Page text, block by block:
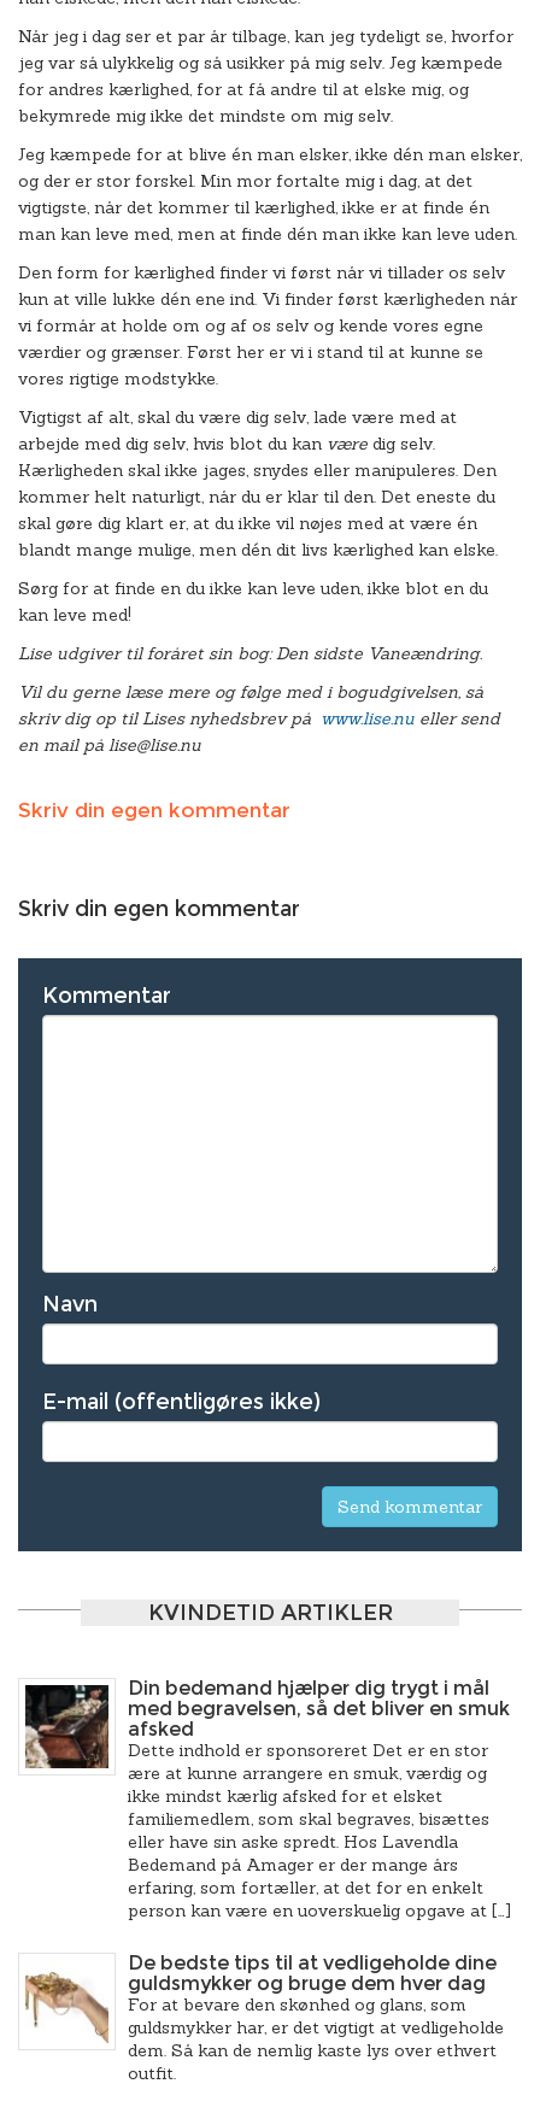
Når jeg i dag ser et par år tilbage, kan jeg tydeligt se, hvorfor
jeg var så ulykkelig og så usikker på mig selv. Jeg kæmpede
for andres kærlighed, for at få andre til at elske mig, og
bekymrede mig ikke det mindste om mig selv.
Jeg kæmpede for at blive én man elsker, ikke dén man elsker,
og der er stor forskel. Min mor fortalte mig i dag, at det
vigtigste, når det kommer til kærlighed, ikke er at finde én
man kan leve med, men at finde dén man ikke kan leve uden.
Den form for kærlighed finder vi først når vi tillader os selv
kun at ville lukke dén ene ind. Vi finder først kærligheden når
vi formår at holde om og af os selv og kende vores egne
værdier og grænser. Først her er vi i stand til at kunne se
vores rigtige modstykke.
Vigtigst af alt, skal du være dig selv, lade være med at
arbejde med dig selv, hvis blot du kan være dig selv.
Kærligheden skal ikke jages, snydes eller manipuleres. Den
kommer helt naturligt, når du er klar til den. Det eneste du
skal gøre dig klart er, at du ikke vil nøjes med at være én
blandt mange mulige, men dén dit livs kærlighed kan elske.
Sørg for at finde en du ikke kan leve uden, ikke blot en du
kan leve med!
Lise udgiver til foråret sin bog: Den sidste Vaneændring.
Vil du gerne læse mere og følge med i bogudgivelsen, så
skriv dig op til Lises nyhedsbrev på www.lise.nu eller send
en mail på lise@lise.nu
Skriv din egen kommentar
Skriv din egen kommentar
Kommentar
Navn
E-mail (offentligøres ikke)
KVINDETID ARTIKLER
Din bedemand hjælper dig trygt i mål
med begravelsen, så det bliver en smuk
afsked
Dette indhold er sponsoreret Det er en stor
ære at kunne arrangere en smuk, værdig og
ikke mindst kærlig afsked for et elsket
familiemedlem, som skal begraves, bisættes
eller have sin aske spredt. Hos Lavendla
Bedemand på Amager er der mange års
erfaring, som fortæller, at det for en enkelt
person kan være en uoverskuelig opgave at […]
De bedste tips til at vedligeholde dine
guldsmykker og bruge dem hver dag
For at bevare den skønhed og glans, som
guldsmykker har, er det vigtigt at vedligeholde
dem. Så kan de nemlig kaste lys over ethvert
outfit.